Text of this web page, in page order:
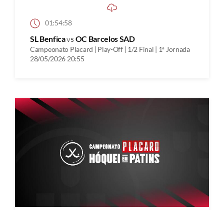
01:54:58
SL Benficavs OC Barcelos SAD
Campeonato Placard | Play-Off | 1/2 Final | 1ª Jornada
28/05/2026 20:55